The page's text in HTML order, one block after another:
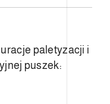
paletyzacji i
puszek: